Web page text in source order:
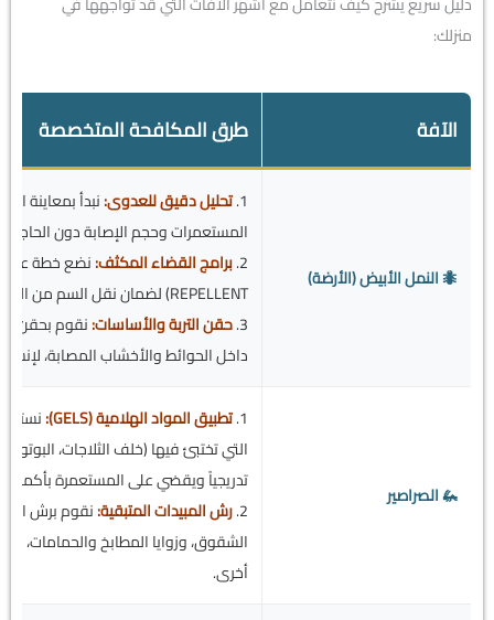
منزلك:
الآفة طرق المكافحة المتخصصة
🐜 النمل الأبيض (الأرضة)
1. تحليل دقيق للعدوى:نبدأ بمعاينة
المستعمرات وحجم الإصابة دون الحاجة
2. برامج القضاء المكثف:
REPELLENT) لضمان نقل السم من النمل العامل إلى الملكة والمستعمرة بأكملها.
3. حقن التربة والأساسات:نقوم بحقن
داخل الحوائط والأخشاب المصابة،
🦗 الصراصير
1. تطبيق المواد الهلامية (GELS):
التي تختبئ فيها (خلف الثلاجات،
تدريجياً ويقضي على المستعمرة بأكملها.
2. رش المبيدات المتبقية:نقوم برش
الشقوق، وزوايا المطابخ والحمامات،
أخرى.